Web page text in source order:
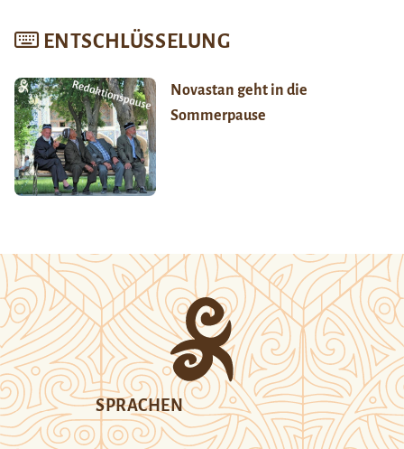
ENTSCHLÜSSELUNG
Novastan geht in die
Sommerpause
SPRACHEN